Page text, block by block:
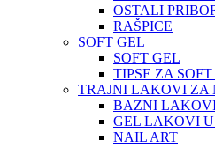
OSTALI
RAŠPICE
SOFT GEL
SOFT GEL
TIPSE ZA
TRAJNI LAKOVI ZA
BAZNI
GEL LAKOVI U
NAIL ART